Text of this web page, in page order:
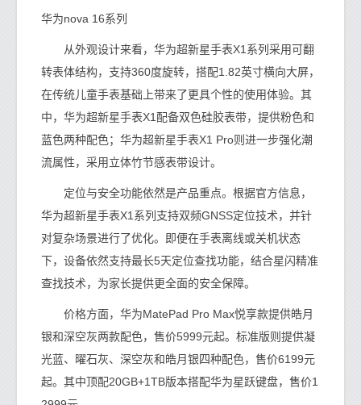
华为nova 16系列
从外观设计来看，华为超新星手表X1系列采用可翻
转表体结构，支持360度旋转，搭配1.82英寸横向大屏，
在传统儿童手表基础上带来了更具个性的使用体验。其
中，华为超新星手表X1配备双色硅胶表带，提供粉色和
蓝色两种配色；华为超新星手表X1 Pro则进一步强化潮
流属性，采用立体竹节感表带设计。
定位与安全功能依然是产品重点。根据官方信息，
华为超新星手表X1系列支持双频GNSS定位技术，并针
对复杂场景进行了优化。即便在手表离线或关机状态
下，设备依然支持最长5天定位查找功能，结合星闪精准
查找技术，为家长提供更全面的安全保障。
价格方面，华为MatePad Pro Max悦享款提供皓月
银和深空灰两款配色，售价5999元起。标准版则提供凝
光蓝、曜石灰、深空灰和皓月银四种配色，售价6199元
起。其中顶配20GB+1TB版本搭配华为星跃键盘，售价1